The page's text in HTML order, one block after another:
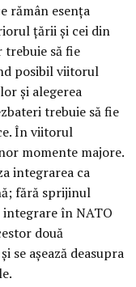
rămân esenţa
ţării şi cei din
trebuie să fie
posibil viitorul
şi alegerea
trebuie să fie
În viitorul
momente majore.
integrarea ca
fără sprijinul
integrare în NATO
două
se aşează deasupra